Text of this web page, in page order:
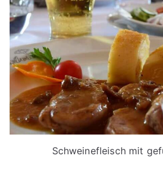
Schweinefleisch mit